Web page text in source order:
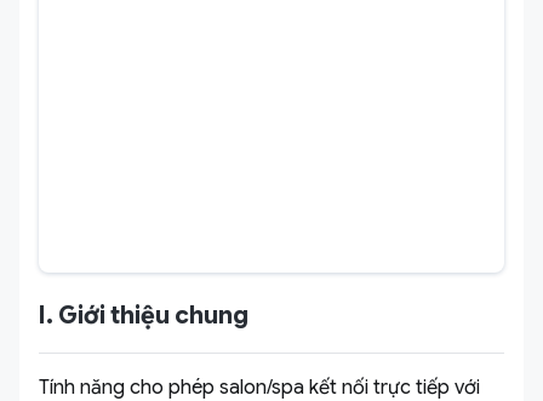
I. Giới thiệu chung
Tính năng cho phép salon/spa kết nối trực tiếp với